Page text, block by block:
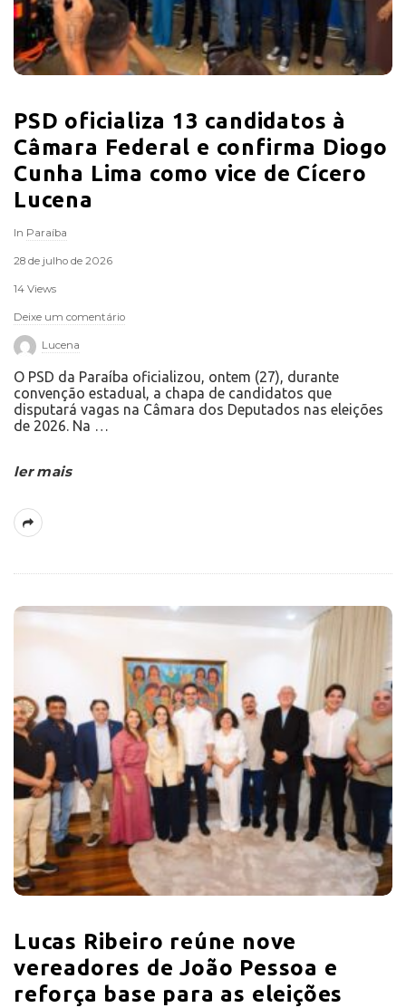
PSD oficializa 13 candidatos à
Câmara Federal e confirma Diogo
Cunha Lima como vice de Cícero
Lucena
In Paraíba
28 de julho de 2026
14 Views
Deixe um comentário
Lucena
O PSD da Paraíba oficializou, ontem (27), durante
convenção estadual, a chapa de candidatos que
disputará vagas na Câmara dos Deputados nas eleições
de 2026. Na
ler mais
Lucas Ribeiro reúne nove
vereadores de João Pessoa e
reforça base para as eleições